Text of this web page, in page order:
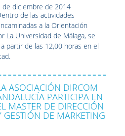
de diciembre de 2014
de las actividades
a la Orientación
La Universidad de Málaga, se
partir de las 12,00 horas en el
ASOCIACIÓN DIRCOM
PARTICIPA EN
MASTER DE DIRECCIÓN
GESTIÓN DE MARKETING